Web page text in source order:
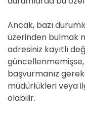
Ancak, bazı
üzerinden bulmak
adresiniz kayıtlı
başvurmanız
müdürlükleri veya
olabilir.